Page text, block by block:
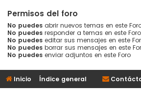
Permisos del foro
No puedes abrir nuevos temas en este
No puedes responder a temas en este Foro
No puedes editar sus mensajes en este
No puedes borrar sus mensajes en este
No puedes enviar adjuntos en este Foro
Inicio Índice general